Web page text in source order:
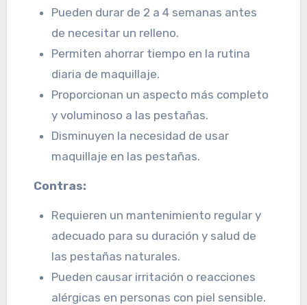
Pueden durar de 2 a 4 semanas antes
de necesitar un relleno.
Permiten ahorrar tiempo en la rutina
diaria de maquillaje.
Proporcionan un aspecto más completo
y voluminoso a las pestañas.
Disminuyen la necesidad de usar
maquillaje en las pestañas.
Contras:
Requieren un mantenimiento regular y
adecuado para su duración y salud de
las pestañas naturales.
Pueden causar irritación o reacciones
alérgicas en personas con piel sensible.